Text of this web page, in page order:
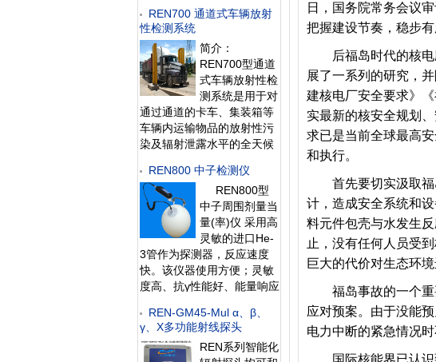
RS485/RS232的通讯能力。
所有探头均可单独外接报警
灯，在超阈值的情况下就地
给出声光报警。 1、测量射
线类型：X、γ射线2、探测
器：3个GM
REN700 通道式车辆放射
性检测系统
简介：
REN700型通道
式车辆放射性检
测系统是用于对
通过通道的卡车、集装箱等
车辆内运输物品的放射性污
染及辐射泄露水平的全天候
度高、探测范围广、响应时
间短等特点，可实现自动辐
射报警、自动数据存储、自
动抓拍通过车辆照片等功
能。主要安装在核
REN800 中子检测仪
REN800型
中子周围剂量当
量(率)仪 采用高
灵敏的进口He-
3管作为探测器，反应速度
快。该仪器使用方便；灵敏
度高、抗γ性能好、能量响应
器又可用作固定式中子剂量
监测仪。此外通过配套的
RenRiRate辐射剂量管理软
REN-GM45-Mul α、β、
γ、X多功能射线探头
REN系列智能化
日，国务院常务会议
把握建设节奏，稳步
后福岛时代的核电
展了一系列的研究，
建核电厂安全要求》
实最新的核安全规划
求已是当前全球最高
和执行。
首先要切实汲取福
计，造成安全系统和
料元件包壳与水发生
止，没有任何人员受
巨大的代价对生态环
福岛事故的一个重
应对预案。由于没能
电力中断的紧急情况时
国际核能界已认识